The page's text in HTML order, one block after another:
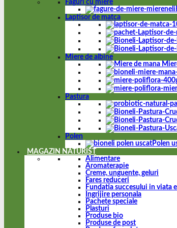
Faguri cu miere
Laptisor de matca
Miere de albine
Pastura
Polen
Polen
MAGAZIN NATURIST
Alimentare
Aromaterapie
Creme, unguente, geluri
Fares reduceri
Fundatia succesului in viata
Ingrijire personala
Pachete speciale
Plasturi
Produse bio
Produse de post